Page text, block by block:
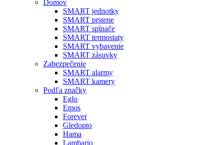
Domov
SMART jednotky
SMART prstene
SMART spínače
SMART termostaty
SMART vybavenie
SMART zásuvky
Zabezpečenie
SMART alarmy
SMART kamery
Podľa značky
Eglo
Emos
Forever
Gledopto
Hama
Lambario